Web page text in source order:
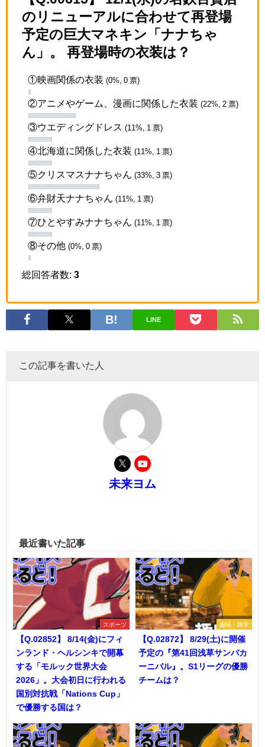
のリニューアルに合わせて再登場
予定の巨大マネキン「ナナちゃ
ん」。 再登場時の衣装は？
①映画関係の衣装 (0%, 0 票)
②アニメやゲーム、漫画に関係した衣装 (22%, 2 票)
③ウエディングドレス (11%, 1 票)
④北海道に関係した衣装 (11%, 1 票)
⑤クリスマスナナちゃん (33%, 3 票)
⑥弁財天ナナちゃん (11%, 1 票)
⑦ひとやすみナナちゃん (11%, 1 票)
⑧その他 (0%, 0 票)
総回答者数: 3
LINE
この記事を書いた人
未来ヨム
最近書いた記事
スポーツ
【Q.02852】 8/14(金)にフィ
ンランド・ヘルシンキで開幕
する「モルック世界大会
2026」。大会初日に行われる
国別対抗戦「Nations Cup」
で優勝する国は？
趣味・雑学
【Q.02872】 8/29(土)に開催
予定の『第41回浅草サンバカ
ーニバル』。S1リーグの優勝
チームは？